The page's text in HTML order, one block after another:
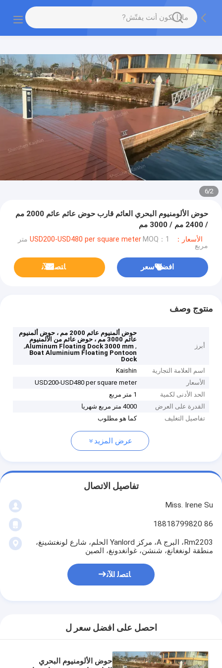
2
/
6
حوض الألومنيوم البحري العائم قارب حوض عائم عائم 2000 مم
/ 2400 مم / 3000 مم
الأسعار：USD200-USD480 per square meter MOQ：1 متر
مربع
افضل سعر ﺎﺘﺼﻟ ﺍﻶﻧ
منتوج وصف
أبرز
حوض ألمنيوم عائم 2000 مم ، حوض ألمنيوم
عائم 3000 مم ، حوض عائم من الألمنيوم
,
Aluminum Floating Dock 3000 mm
,
Boat Aluminium Floating Pontoon
Dock
اسم العلامة التجارية
Kaishin
الأسعار
USD200-USD480 per square meter
الحد الأدنى لكمية
1 متر مربع
القدرة على العرض
4000 متر مربع شهريا
تفاصيل التغليف
كما هو مطلوب
عرض المزيد
تفاصيل الاتصال
Miss. Irene Su
86 18818799820
Rm2203، البرج A، مركز Yanlord الحلم، شارع لونغتشينغ،
منطقة لونغغانغ، شنشن، غوانغدونغ، الصين
ﺎﺘﺼﻟ ﺍﻶﻧ
احصل على افضل سعر ل
حوض الألومنيوم البحري